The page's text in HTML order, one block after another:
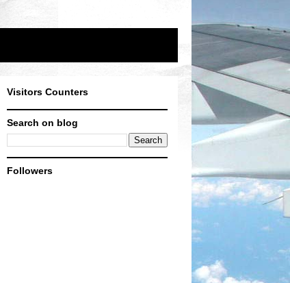
Visitors Counters
Search on blog
Followers